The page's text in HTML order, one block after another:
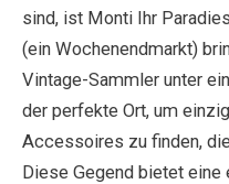
sind, ist Monti Ihr
(ein Wochenendmarkt)
Vintage-Sammler unter
der perfekte Ort, um
Accessoires zu finden,
Diese Gegend bietet